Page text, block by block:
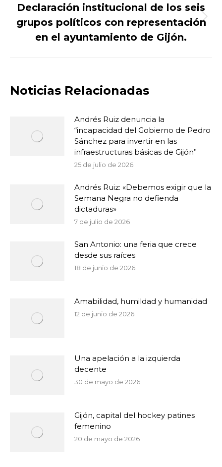
Publicación
siguiente:
Declaración institucional de los seis
grupos políticos con representación
en el ayuntamiento de Gijón.
Noticias Relacionadas
Andrés Ruiz denuncia la
“incapacidad del Gobierno de Pedro
Sánchez para invertir en las
infraestructuras básicas de Gijón”
25 de julio de 2026
Andrés Ruiz: «Debemos exigir que la
Semana Negra no defienda
dictaduras»
7 de julio de 2026
San Antonio: una feria que crece
desde sus raíces
18 de junio de 2026
Amabilidad, humildad y humanidad
12 de junio de 2026
Una apelación a la izquierda
decente
30 de mayo de 2026
Gijón, capital del hockey patines
femenino
20 de mayo de 2026